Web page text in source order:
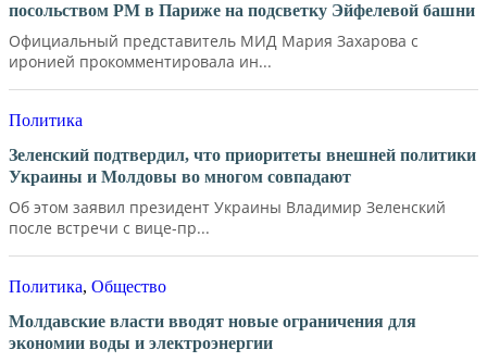
посольством РМ в Париже на подсветку Эйфелевой башни
Официальный представитель МИД Мария Захарова с
иронией прокомментировала ин...
Политика
Зеленский подтвердил, что приоритеты внешней политики
Украины и Молдовы во многом совпадают
Об этом заявил президент Украины Владимир Зеленский
после встречи с вице-пр...
Политика, Общество
Молдавские власти вводят новые ограничения для
экономии воды и электроэнергии